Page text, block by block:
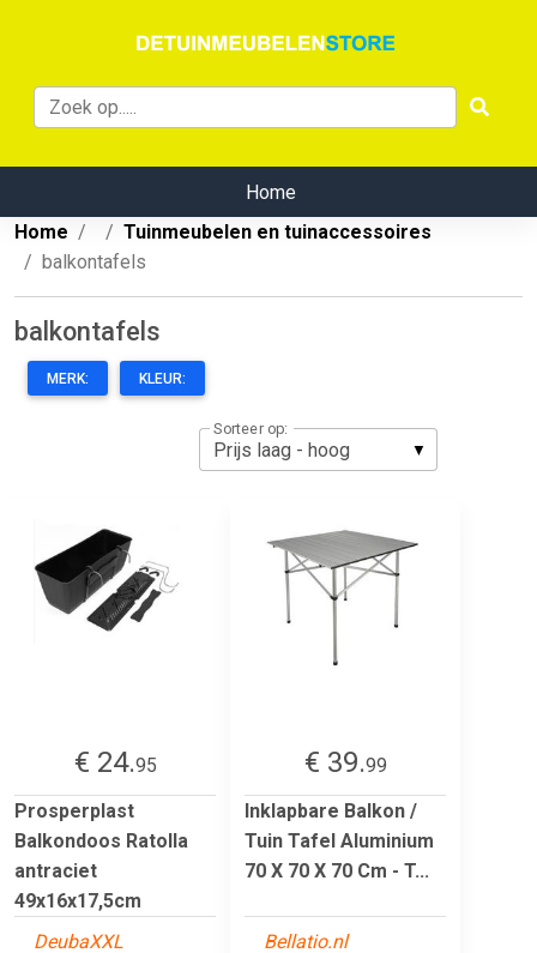
Home
Home
Tuinmeubelen en tuinaccessoires
balkontafels
balkontafels
MERK: KLEUR:
Sorteer op:
€ 24.95
Prosperplast
Balkondoos Ratolla
antraciet
49x16x17,5cm
DeubaXXL
€ 39.99
Inklapbare Balkon /
Tuin Tafel Aluminium
70 X 70 X 70 Cm - T...
Bellatio.nl